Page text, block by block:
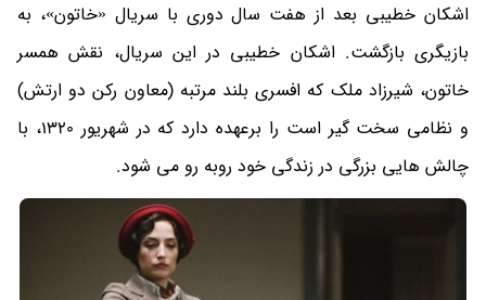
اشکان خطیبی بعد از هفت سال دوری با سریال «خاتون»، به
بازیگری بازگشت. اشکان خطیبی در این سریال، نقش همسر
خاتون، شیرزاد ملک که افسری بلند مرتبه (معاون رکن دو ارتش)
و نظامی سخت گیر است را برعهده دارد که در شهریور 1320، با
چالش هایی بزرگی در زندگی خود روبه رو می شود.